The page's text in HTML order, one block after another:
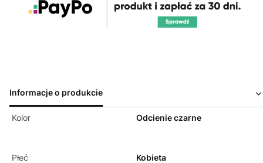
Informacje o produkcie
Kolor Odcienie czarne
Płeć Kobieta